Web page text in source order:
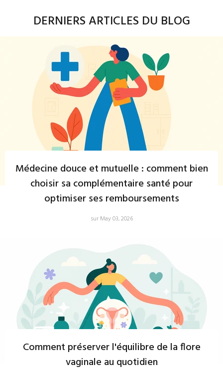
DERNIERS ARTICLES DU BLOG
Médecine douce et mutuelle : comment bien
choisir sa complémentaire santé pour
optimiser ses remboursements
sur May 03, 2026
Comment préserver l'équilibre de la flore
vaginale au quotidien